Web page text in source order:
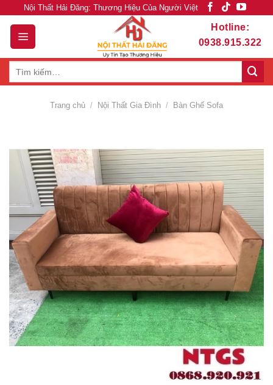
content
Nội Thất Hải Đăng: Thương Hiệu Của Người Việt
Hotline:
0938.915.322
Trang chủ / Nội Thất Gia Đình / Bàn Ghế Sofa